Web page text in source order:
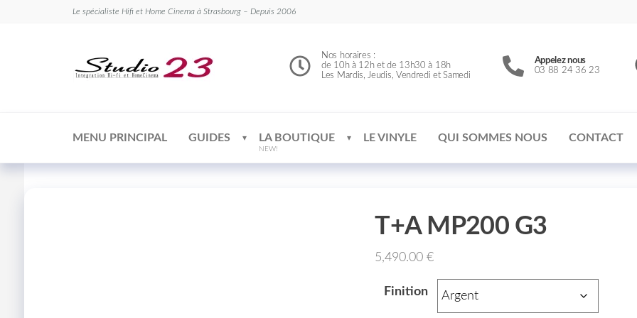
Le spécialiste Hifi et Home Cinema à Strasbourg – Depuis 2006
Nos horaires :
de 10h à 12h et de 13h30 à 18h
Les Mardis, Jeudis, Vendredi et Samedi
Appelez nous
03 88 24 36 23
MENU PRINCIPAL GUIDES LA BOUTIQUE
NEW!
LE VINYLE QUI SOMMES NOUS CONTACT
T+A MP200 G3
5,490.00€
Finition